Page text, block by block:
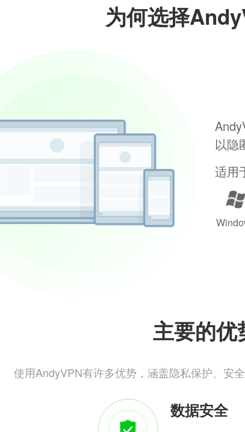
为何选择
以隐
适用
主要的优
使用AndyVPN有许多优势，涵盖隐私保护、安
数据安全